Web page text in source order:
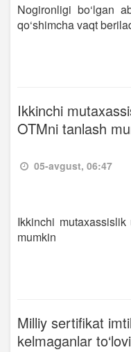
Nogironligi bo‘lgan
qo‘shimcha vaqt
Ikkinchi
OTMni tanlash
05-avgust, 06:47
Ikkinchi
mumkin
Milliy sertifikat
kelmaganlar